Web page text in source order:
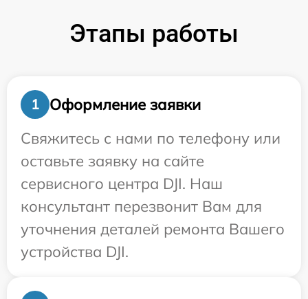
Этапы работы
1
Оформление заявки
Свяжитесь с нами по телефону или
оставьте заявку на сайте
сервисного центра DJI. Наш
консультант перезвонит Вам для
уточнения деталей ремонта Вашего
устройства DJI.